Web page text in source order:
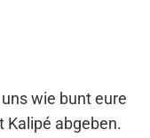
wie bunt eure
Kalipé abgeben.